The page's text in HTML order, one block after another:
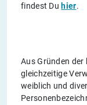
findest Du hier.
Aus Gründen
gleichzeitige
weiblich und